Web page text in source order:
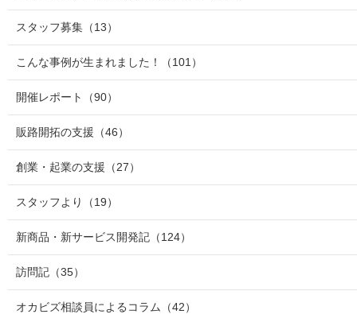
スタッフ募集 （13）
こんな事例が生まれました！ （101）
開催レポート （90）
販路開拓の支援 （46）
創業・起業の支援 （27）
スタッフより （19）
新商品・新サービス開発記 （124）
訪問記 （35）
オカビズ相談員によるコラム （42）